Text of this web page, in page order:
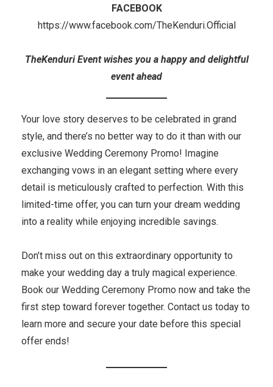
FACEBOOK
https://www.facebook.com/TheKenduri.Official
TheKenduri Event wishes you a happy and delightful
event ahead
Your love story deserves to be celebrated in grand
style, and there’s no better way to do it than with our
exclusive Wedding Ceremony Promo! Imagine
exchanging vows in an elegant setting where every
detail is meticulously crafted to perfection. With this
limited-time offer, you can turn your dream wedding
into a reality while enjoying incredible savings.
Don’t miss out on this extraordinary opportunity to
make your wedding day a truly magical experience.
Book our Wedding Ceremony Promo now and take the
first step toward forever together. Contact us today to
learn more and secure your date before this special
offer ends!